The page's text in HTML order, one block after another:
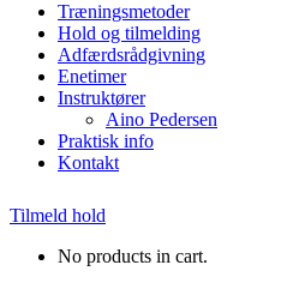
Træningsmetoder
Hold og tilmelding
Adfærdsrådgivning
Enetimer
Instruktører
Aino Pedersen
Praktisk info
Kontakt
Tilmeld hold
No products in cart.